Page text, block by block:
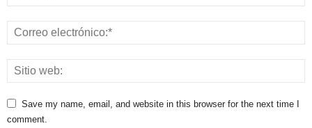
Save my name, email, and website in this browser for the next time I
comment.